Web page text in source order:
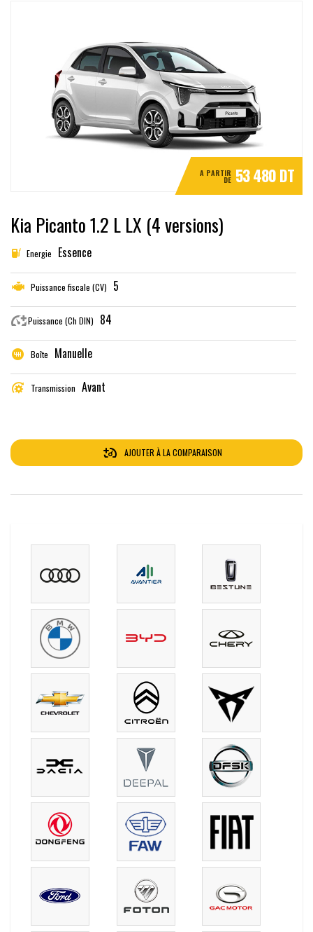
A PARTIR
DE 53 480 DT
Kia Picanto 1.2 L LX (4 versions)
Energie Essence
Puissance fiscale (CV) 5
Puissance (Ch DIN) 84
Boîte Manuelle
Transmission Avant
AJOUTER À LA COMPARAISON